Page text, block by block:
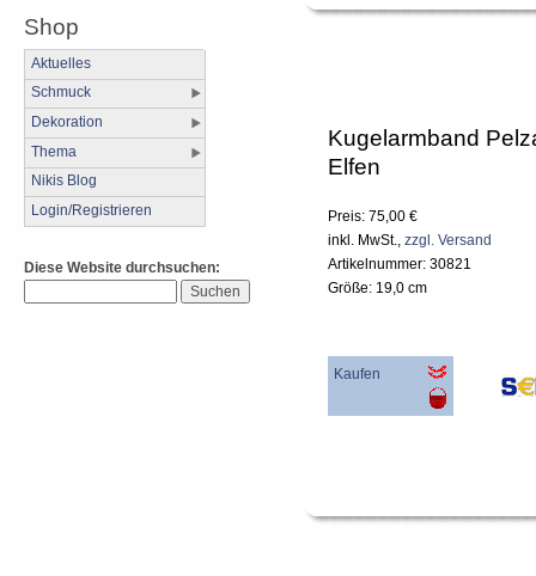
Shop
Aktuelles
Schmuck
Dekoration
Thema
Nikis Blog
Login/Registrieren
Diese Website durchsuchen:
Kugelarmband
Elfen
Preis: 75,00 €
inkl. MwSt., zzgl. Versand
Artikelnummer: 30821
Größe: 19,0 cm
Kaufen